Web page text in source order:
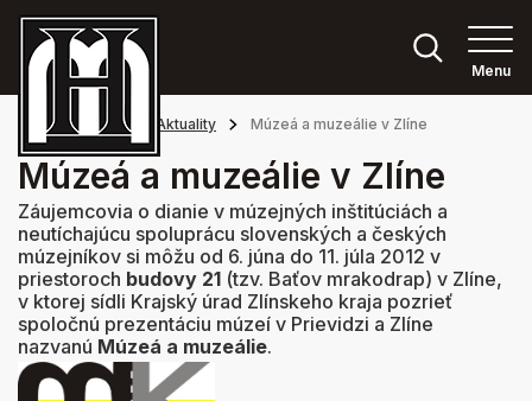
Menu
Hlavná stránka Aktuality Múzeá a muzeálie v Zlíne
Múzeá a muzeálie v Zlíne
Záujemcovia o dianie v múzejných inštitúciách a
neutíchajúcu spoluprácu slovenských a českých
múzejníkov si môžu od 6. júna do 11. júla 2012 v
priestoroch budovy 21 (tzv. Baťov mrakodrap) v Zlíne,
v ktorej sídli Krajský úrad Zlínskeho kraja pozrieť
spoločnú prezentáciu múzeí v Prievidzi a Zlíne
nazvanú Múzeá a muzeálie.